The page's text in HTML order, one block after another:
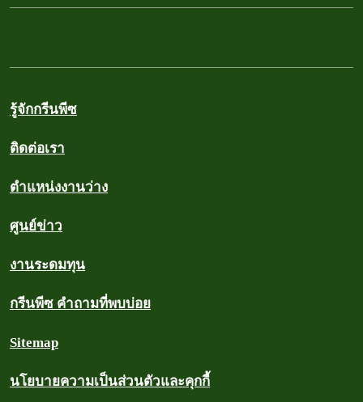
รู้จักกรีนพีซ
ติดต่อเรา
ตำแหน่งงานว่าง
ศูนย์ข่าว
งานระดมทุน
กรีนพีซ คำถามที่พบบ่อย
Sitemap
นโยบายความเป็นส่วนตัวและคุกกี้